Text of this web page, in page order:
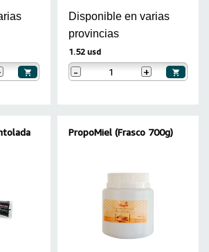
Disponible en varias
provincias
1.52 usd
- +
PropoMiel (Frasco 700g)